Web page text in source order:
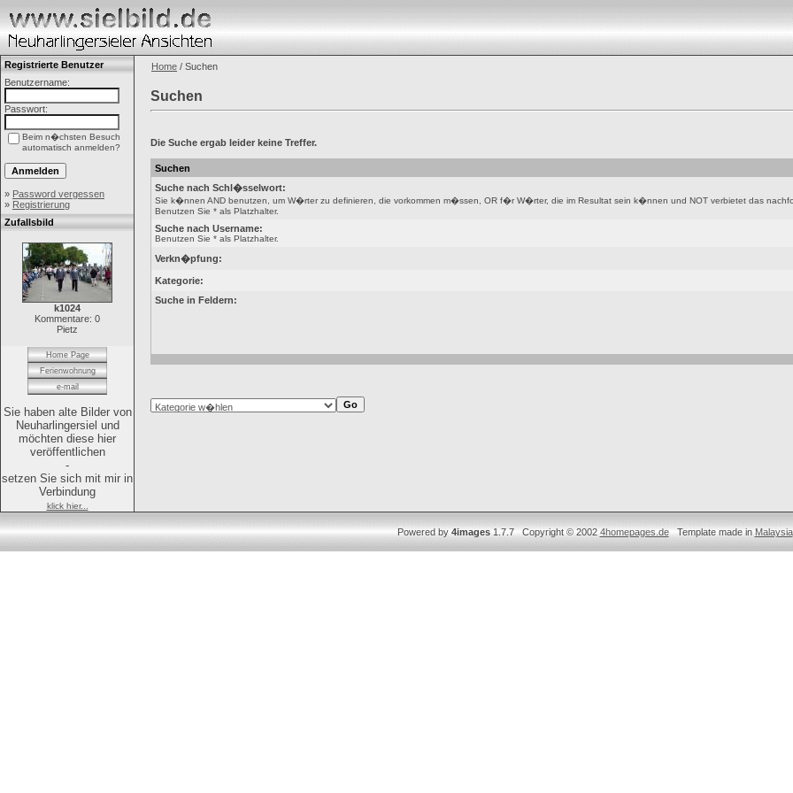
Registrierte Benutzer
Benutzername:
Passwort:
Beim n�chsten Besuch
automatisch anmelden?
» Password vergessen
» Registrierung
Zufallsbild
k1024
Kommentare: 0
Pietz
Home Page
Ferienwohnung
e-mail
Sie haben alte Bilder von
Neuharlingersiel und
möchten diese hier
veröffentlichen
-
setzen Sie sich mit mir in
Verbindung
klick hier...
Home / Suchen
Suchen
Die Suche ergab leider keine Treffer.
Suchen
Suche nach Schl�sselwort:
Sie k�nnen AND benutzen, um W�rter zu definieren, die vorkommen m�ssen, OR f�r W�rter, die im Resultat sein k�nnen und NOT verbietet das
Benutzen Sie * als Platzhalter.
Suche nach Username:
Benutzen Sie * als Platzhalter.
Verkn�pfung:
Kategorie:
Suche in Feldern:
Powered by4images1.7.7 Copyright © 20024homepages.deTemplate made inMalaysia